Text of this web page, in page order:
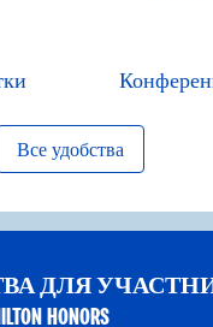
Все удобства
ДЛЯ
HONORS